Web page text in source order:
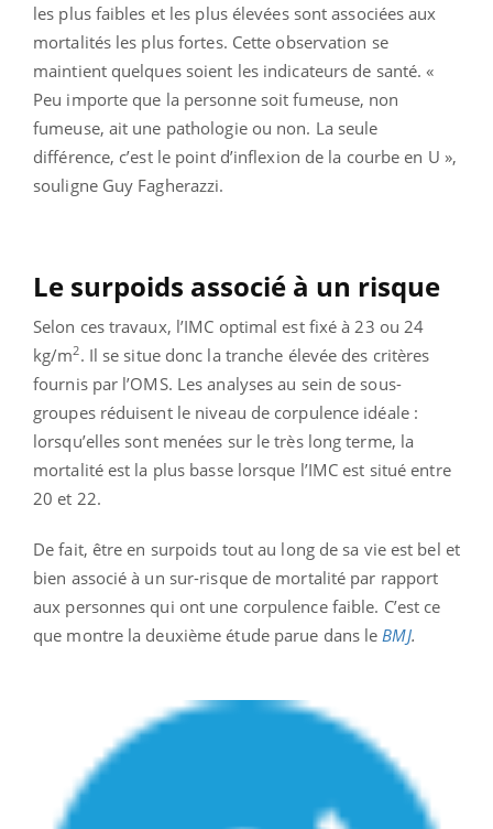
les plus faibles et les plus élevées sont associées aux
mortalités les plus fortes. Cette observation se
maintient quelques soient les indicateurs de santé. «
Peu importe que la personne soit fumeuse, non
fumeuse, ait une pathologie ou non. La seule
différence, c’est le point d’inflexion de la courbe en U »,
souligne Guy Fagherazzi.
Le surpoids associé à un risque
Selon ces travaux, l’IMC optimal est fixé à 23 ou 24
kg/m2. Il se situe donc la tranche élevée des critères
fournis par l’OMS. Les analyses au sein de sous-
groupes réduisent le niveau de corpulence idéale :
lorsqu’elles sont menées sur le très long terme, la
mortalité est la plus basse lorsque l’IMC est situé entre
20 et 22.
De fait, être en surpoids tout au long de sa vie est bel et
bien associé à un sur-risque de mortalité par rapport
aux personnes qui ont une corpulence faible. C’est ce
que montre la deuxième étude parue dans le BMJ.